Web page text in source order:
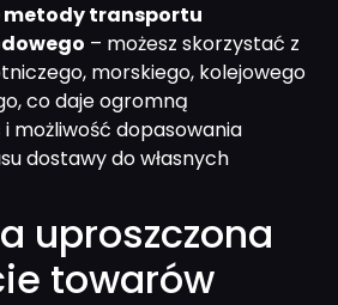
metody transportu
– możesz skorzystać z
morskiego, kolejowego
co daje ogromną
możliwość dopasowania
dostawy do własnych
uproszczona
towarów